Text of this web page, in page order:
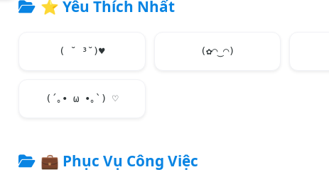
⭐ Yêu Thích Nhất
( ˘ ³˘)♥ (✿◠‿◠)
(´｡• ω •｡`) ♡
💼 Phục Vụ Công Việc